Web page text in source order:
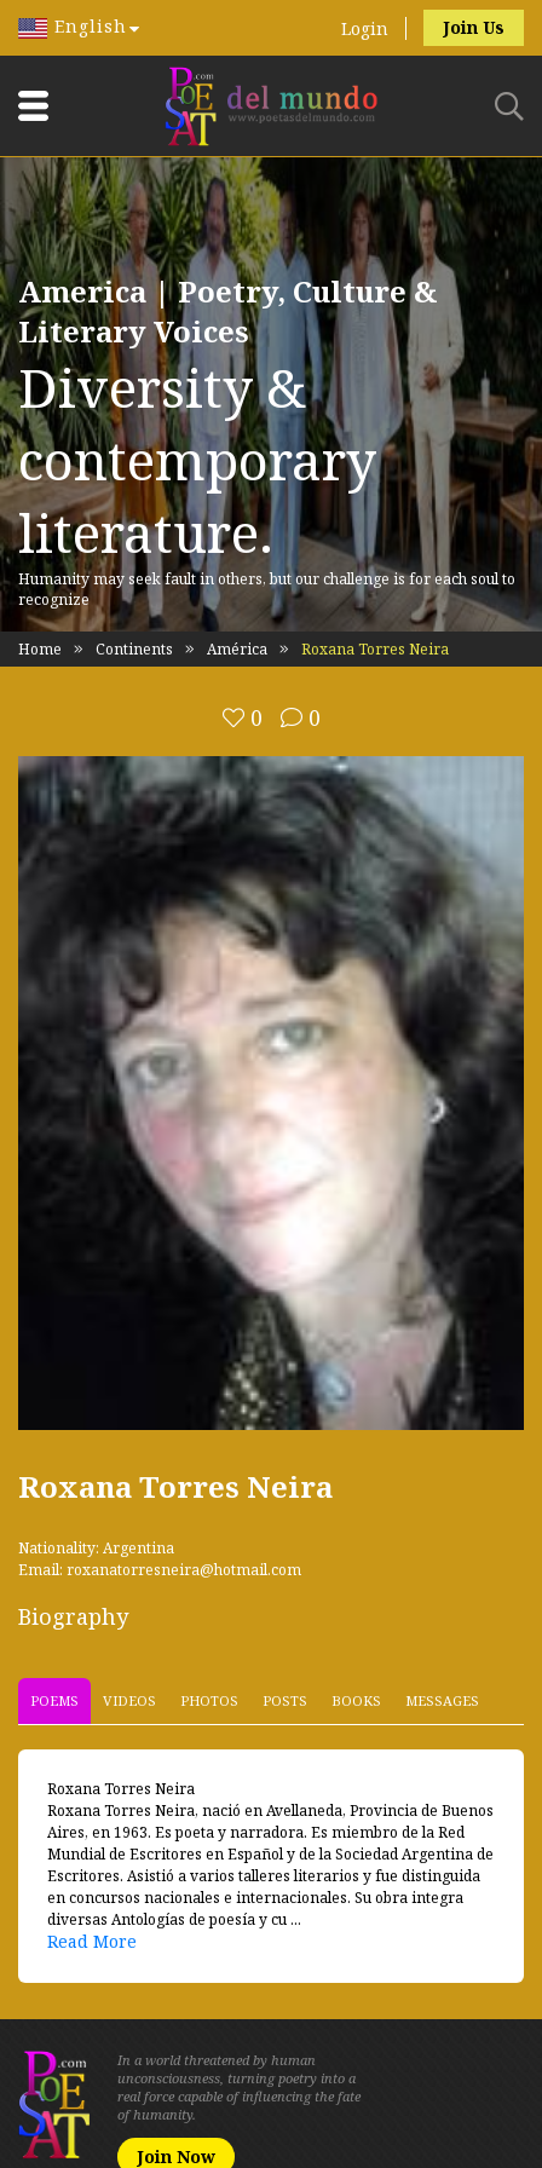
English Login Join Us
America | Poetry, Culture &
Literary Voices
Diversity &
contemporary
literature.
Humanity may seek fault in others, but our challenge is for each soul to
recognize
Home Continents América Roxana Torres Neira
0 0
Roxana Torres Neira
Nationality: Argentina
Email: roxanatorresneira@hotmail.com
Biography
POEMS VIDEOS PHOTOS POSTS BOOKS MESSAGES
Roxana Torres Neira
Roxana Torres Neira, nació en Avellaneda, Provincia de Buenos
Aires, en 1963. Es poeta y narradora. Es miembro de la Red
Mundial de Escritores en Español y de la Sociedad Argentina de
Escritores. Asistió a varios talleres literarios y fue distinguida
en concursos nacionales e internacionales. Su obra integra
diversas Antologías de poesía y cu ...
Read More
In a world threatened by human
unconsciousness, turning poetry into a
real force capable of influencing the fate
of humanity.
Join Now